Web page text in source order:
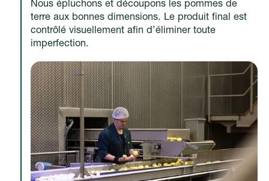
Nous épluchons et découpons les pommes de
terre aux bonnes dimensions. Le produit final est
contrôlé visuellement afin d’éliminer toute
imperfection.